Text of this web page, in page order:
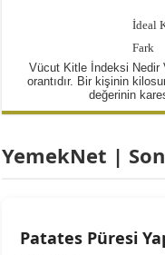
İdeal
Fark
Vücut Kitle İndeksi
orantıdır. Bir kişinin
değerinin
YemekNet |
Patates Püresi